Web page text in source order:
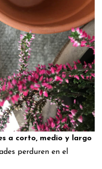
a corto, medio y largo
perduren en el